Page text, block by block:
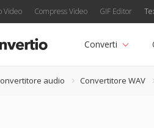
Video Compress Video GIF Editor
Converti
audio Convertitore WAV